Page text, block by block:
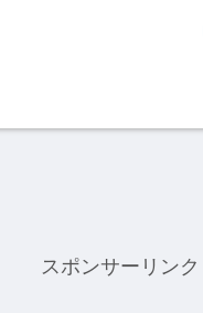
スポンサーリンク